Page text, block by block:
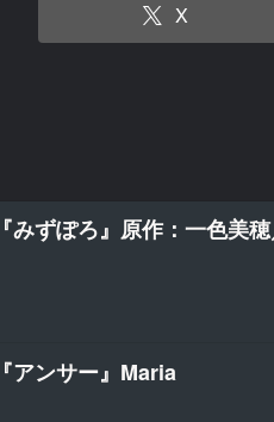
X
『みずぽろ』原作：一色美
『アンサー』Maria